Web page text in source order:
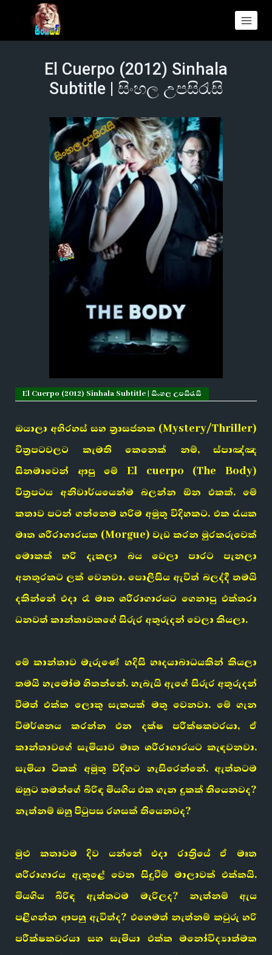
El Cuerpo (2012) Sinhala
Subtitle | සිංහල උපසිරැසි
El Cuerpo (2012) Sinhala Subtitle | සිංහල උපසිරැසි
ඔයාලා අභිරහස් සහ ත්‍රාසජනක (Mystery/Thriller)
චිත්‍රපටවලට කැමති කෙනෙක් නම්, ස්පාඤ්ඤ
සිනමාවෙන් ආපු මේ El cuerpo (The Body)
චිත්‍රපටය අනිවාර්යයෙන්ම බලන්න ඕන එකක්. මේ
කතාව පටන් ගන්නෙම හරිම අමුතු විදිහකට. එක රැයක
මෘත ශරීරාගාරයක (Morgue) වැඩ කරන මුරකරුවෙක්
මොකක් හරි දැකලා බය වෙලා පාරට පැනලා
අනතුරකට ලක් වෙනවා. පොලිසිය ඇවිත් බලද්දී තමයි
දකින්නේ එදා රෑ මෘත ශරීරාගාරයට ගෙනාපු එක්තරා
ධනවත් කාන්තාවකගේ සිරුර අතුරුදන් වෙලා කියලා.
මේ කාන්තාව මැරුණේ හදිසි හෘදයාබාධයකින් කියලා
තමයි හැමෝම හිතන්නේ. හැබැයි ඇගේ සිරුර අතුරුදන්
වීමත් එක්ක ලොකු සැකයක් මතු වෙනවා. මේ ගැන
විමර්ශනය කරන්න එන දක්ෂ පරීක්ෂකවරයා, ඒ
කාන්තාවගේ සැමියාව මෘත ශරීරාගාරයට කැඳවනවා.
සැමියා ටිකක් අමුතු විදිහට හැසිරෙන්නේ. ඇත්තටම
ඔහුට තමන්ගේ බිරිඳ මියගිය එක ගැන දුකක් තියෙනවද?
නැත්නම් ඔහු පිටුපස රහසක් තියෙනවද?
මුළු කතාවම දිව යන්නේ එදා රාත්‍රියේ ඒ මෘත
ශරීරාගාරය ඇතුළේ වෙන සිදුවීම් මාලාවක් එක්කයි.
මියගිය බිරිඳ ඇත්තටම මැරිලද? නැත්නම් ඇය
පළිගන්න ආපහු ඇවිත්ද? එහෙමත් නැත්නම් කවුරු හරි
පරීක්ෂකවරයා සහ සැමියා එක්ක මනෝවිද්‍යාත්මක